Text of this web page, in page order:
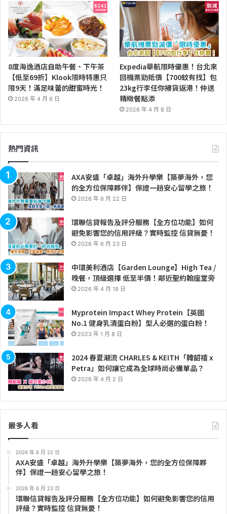
8度海逸酒店自助午餐、下午茶
【低至69折】Klook限時特惠只
限9天！滿足味蕾的甜蜜時光！
2026 年 4 月 6 日
Expedia華航限時優惠！台北來
回機票勁抵價【700蚊有找】包
23kg行李任你掃貨返港！仲送
精緻餐點添
2026 年 4 月 8 日
熱門資訊
AXA安盛「卓越」海外升學樂【築夢海外，您
的全方位保障夥伴】保證一趟安心留學之旅！
2026 年 6 月 22 日
環聯信貸報告及評分服務【全方位功能】如何
避免影響您的信用評級？實時監控 信貸無憂！
2026 年 6 月 23 日
中環美利酒店【Garden Lounge】High Tea /
晚餐，頂級選擇 低至半價！鄰近聖約翰座堂旁
2026 年 4 月 18 日
Myprotein Impact Whey Protein【英國
No.1 健身乳清蛋白粉】型人必選的蛋白粉！
2023 年 1 月 8 日
2024 春夏潮流 CHARLES & KEITH「韓韶禧 x
Petra」如何讓它成為全球時尚必備單品？
2026 年 4 月 2 日
最多人看
2026 年 6 月 22 日
AXA安盛「卓越」海外升學樂【築夢海外，您的全方位保障夥
伴】保證一趟安心留學之旅！
2026 年 6 月 23 日
環聯信貸報告及評分服務【全方位功能】如何避免影響您的信用
評級？實時監控 信貸無憂！